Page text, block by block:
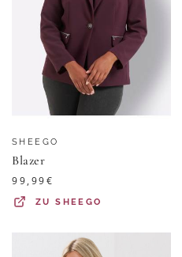
SHEEGO
Blazer
99,99€
ZUSHEEGO